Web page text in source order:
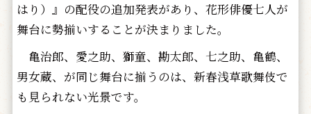
はり）』の配役の追加発表があり、花形俳優七人が
舞台に勢揃いすることが決まりました。
亀治郎、愛之助、獅童、勘太郎、七之助、亀鶴、
男女蔵、が同じ舞台に揃うのは、新春浅草歌舞伎で
も見られない光景です。